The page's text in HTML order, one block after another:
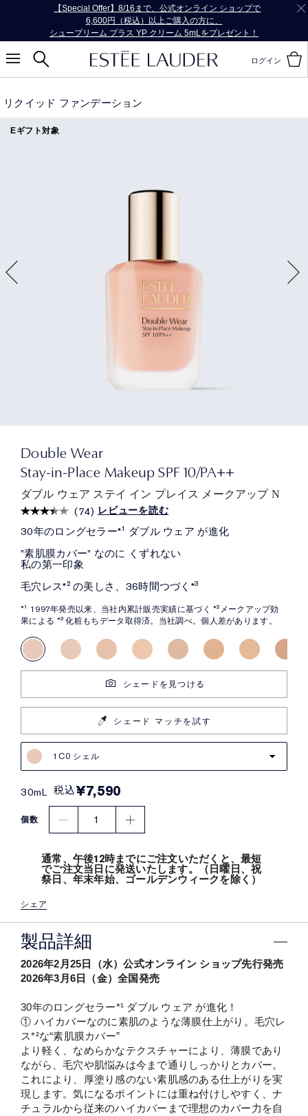
【Special Offer】
公式オンライン ショップで13,200円（税込）以上
ご購入の方に、バッグをプレゼント！！
ログイン
リクイッド ファンデーション
Eギフト対象
Double Wear
Stay-in-Place Makeup SPF 10/PA++
ダブル ウェア ステイ イン プレイス メークアップ N
(74) レビューを読む
30年のロングセラー*¹ ダブル ウェア が進化
”素肌膜カバー” なのに くずれない
私の第一印象
毛穴レス*² の美しさ、36時間つづく*³
*¹ 1997年発売以来、当社内累計販売実績に基づく *²メークアップ効
果による *³ 化粧もちデータ取得済。当社調べ。個人差があります。
シェードを見つける
シェード マッチを試す
1C0 シェル
30mL 税込¥7,590
個数 1
通常、午後12時までにご注文いただくと、最短
でご注文当日に発送いたします。（日曜日、祝
祭日、年末年始、ゴールデンウィークを除く）
シェア
製品詳細
2026年2月25日（水）公式オンライン ショップ先行発売
2026年3月6日（金）全国発売
30年のロングセラー*¹ ダブル ウェア が進化！
① ハイカバーなのに素肌のような薄膜仕上がり。毛穴レ
ス*²な“素肌膜カバー”​
より軽く、なめらかなテクスチャーにより、薄膜であり
ながら、毛穴や肌悩みは今まで通りしっかりとカバー。
これにより、厚塗り感のない素肌感のある仕上がりを実
現します。​気になるポイントには重ね付けしやすく、ナ
チュラルから従来のハイカバーまで理想のカバー力を自